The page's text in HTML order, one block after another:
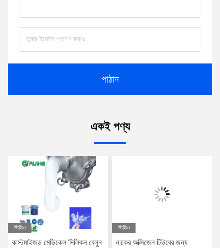
পাঠান
একই পণ্য
ভিডিও
কাস্টমাইজড মেডিকেল সিলিকন বেলুন
ভিডিও
নাকের অক্সিজেন টিউবের জন্য